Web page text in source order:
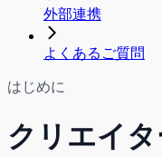
外部連携
よくあるご質問
はじめに
クリエイ